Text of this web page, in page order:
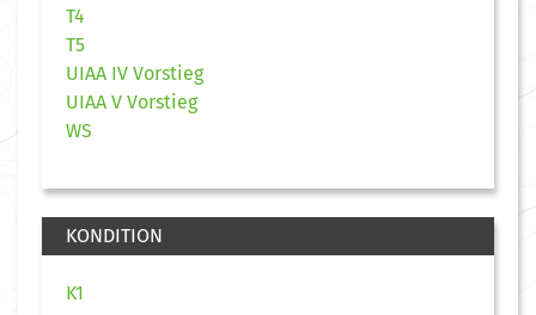
T4
T5
UIAA IV Vorstieg
UIAA V Vorstieg
WS
KONDITION
K1